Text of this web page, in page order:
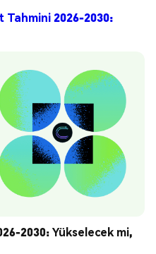
2026-2030:
2030: Yükselecek mi,